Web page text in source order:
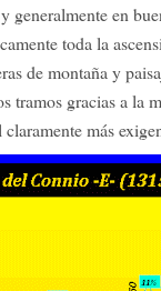
generalmente en
toda la
de montaña y
tramos gracias a la
más